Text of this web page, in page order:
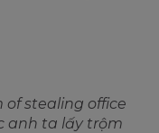
of stealing office
anh ta lấy trộm